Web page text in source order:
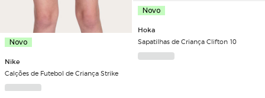
Novo
Nike
Calções de Futebol de Criança Strike
Novo
Hoka
Sapatilhas de Criança Clifton 10